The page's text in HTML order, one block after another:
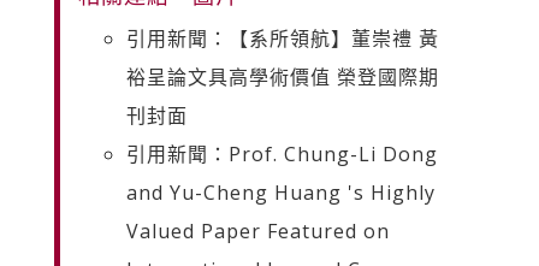
引用新聞：【系所領航】董崇禮 黃
裕呈論文具高學術價值 榮登國際期
刊封面
引用新聞：Prof. Chung-Li Dong
and Yu-Cheng Huang 's Highly
Valued Paper Featured on